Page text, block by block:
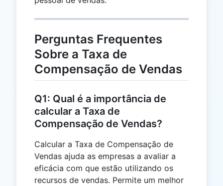
Perguntas Frequentes
Sobre a Taxa de
Compensação de Vendas
Q1: Qual é a importância de
calcular a Taxa de
Compensação de Vendas?
Calcular a Taxa de Compensação de
Vendas ajuda as empresas a avaliar a
eficácia com que estão utilizando os
recursos de vendas. Permite um melhor